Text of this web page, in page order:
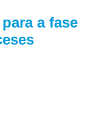
a fase